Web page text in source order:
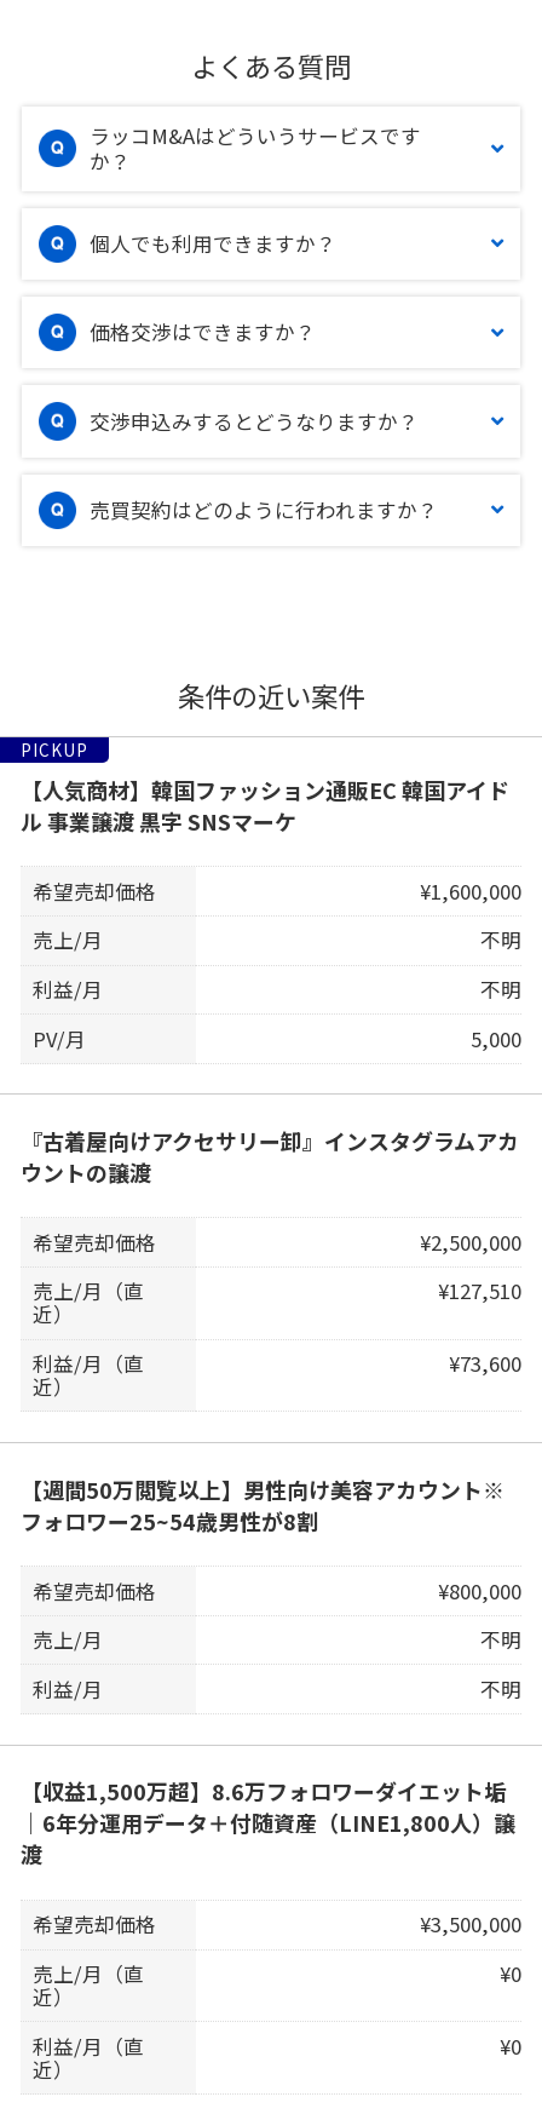
よくある質問
ラッコM&Aはどういうサービスです
か？
個人でも利用できますか？
価格交渉はできますか？
交渉申込みするとどうなりますか？
売買契約はどのように行われますか？
条件の近い案件
PICKUP
【人気商材】韓国ファッション通販EC 韓国アイド
ル 事業譲渡 黒字 SNSマーケ
希望売却価格
¥1,600,000
売上/月
不明
利益/月
不明
PV/月
5,000
『古着屋向けアクセサリー卸』インスタグラムアカ
ウントの譲渡
希望売却価格
¥2,500,000
売上/月（直
近）
¥127,510
利益/月（直
近）
¥73,600
【週間50万閲覧以上】男性向け美容アカウント※
フォロワー25~54歳男性が8割
希望売却価格
¥800,000
売上/月
不明
利益/月
不明
【収益1,500万超】8.6万フォロワーダイエット垢
｜6年分運用データ＋付随資産（LINE1,800人）譲
渡
希望売却価格
¥3,500,000
売上/月（直
近）
¥0
利益/月（直
近）
¥0